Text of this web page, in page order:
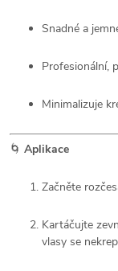
Snadné a
Profesionální,
Minimalizuje
🌀 Aplikace
Začněte
Kartáčujte
vlasy se